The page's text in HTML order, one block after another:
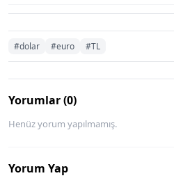
#dolar #euro #TL
Yorumlar (0)
Henüz yorum yapılmamış.
Yorum Yap